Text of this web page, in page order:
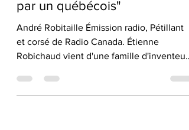
"Une serviette unique inventée
par un québécois"
André Robitaille Émission radio, Pétillant
Robichaud vient d'une famille d'inventeurs
de la Beauce....